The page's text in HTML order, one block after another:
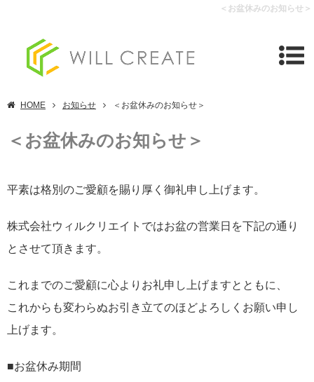
＜お盆休みのお知らせ＞
HOME お知らせ ＜お盆休みのお知らせ＞
＜お盆休みのお知らせ＞
平素は格別のご愛顧を賜り厚く御礼申し上げます。
株式会社ウィルクリエイトではお盆の営業日を下記の通り
とさせて頂きます。
これまでのご愛顧に心よりお礼申し上げますとともに、
これからも変わらぬお引き立てのほどよろしくお願い申し
上げます。
■お盆休み期間